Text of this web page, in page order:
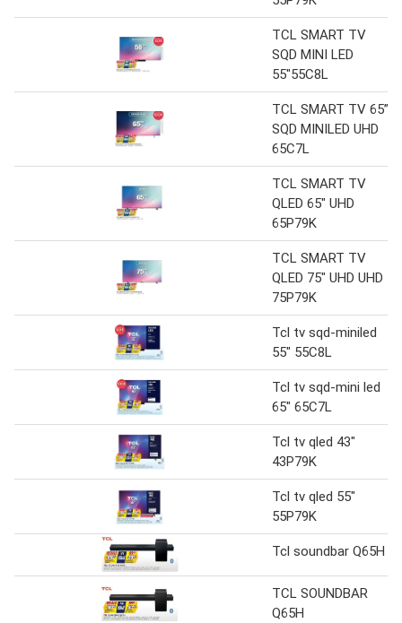
TCL SMART TV
SQD MINI LED
55"55C8L
TCL SMART TV 65”
SQD MINILED UHD
65C7L
TCL SMART TV
QLED 65" UHD
65P79K
TCL SMART TV
QLED 75" UHD UHD
75P79K
Tcl tv sqd-miniled
55" 55C8L
Tcl tv sqd-mini led
65" 65C7L
Tcl tv qled 43"
43P79K
Tcl tv qled 55"
55P79K
Tcl soundbar Q65H
TCL SOUNDBAR
Q65H